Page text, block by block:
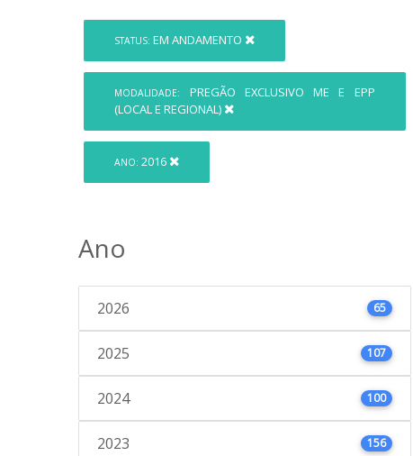
STATUS: EM ANDAMENTO
MODALIDADE:
PREGÃO EXCLUSIVO ME E EPP
(LOCAL E REGIONAL)
ANO: 2016
Ano
2026 65
2025 107
2024 100
2023 156